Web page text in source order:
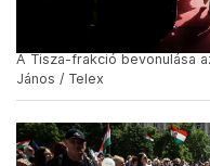
A Tisza-frakció bevonulása
János / Telex